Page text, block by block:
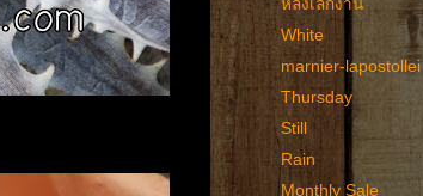
หลังเลิกงาน
White
marnier-lapostollei
Thursday
Still
Rain
Monthly Sale